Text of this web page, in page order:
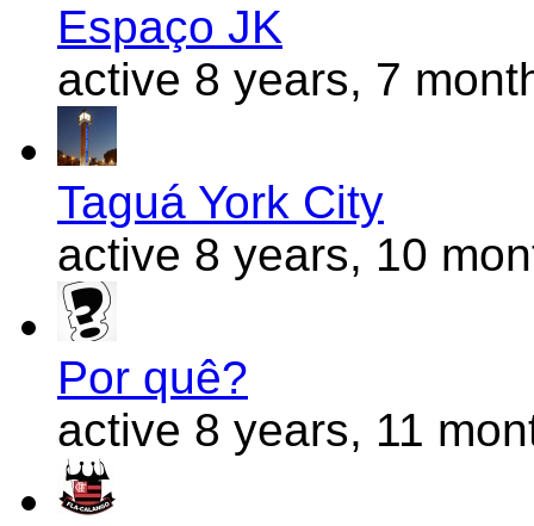
Espaço JK
active 8 years, 7
Taguá York City
active 8 years, 10
Por quê?
active 8 years, 11